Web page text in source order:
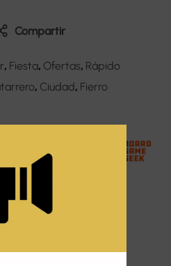
Compartir
, Fiesta, Ofertas, Rápido
, Ciudad, Fierro
ltad:
o